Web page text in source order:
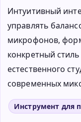
Интуитивный
управлять
микрофонов,
конкретный
естественного
современных
Инструмент для